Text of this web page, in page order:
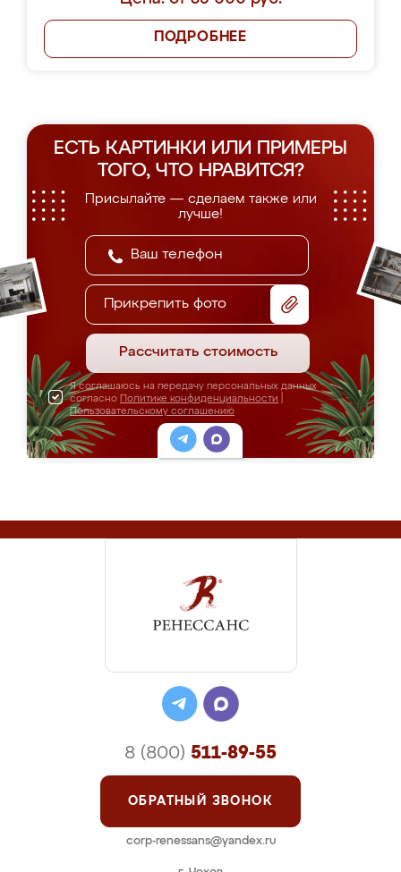
ПОДРОБНЕЕ
ЕСТЬ КАРТИНКИ ИЛИ ПРИМЕРЫ
ТОГО, ЧТО НРАВИТСЯ?
Присылайте — сделаем также или
лучше!
Прикрепить фото
Рассчитать стоимость
Я соглашаюсь на передачу персональных данных
согласно Политике конфиденциальности
Пользовательскому соглашению
8 (800) 511-89-55
ОБРАТНЫЙ ЗВОНОК
corp-renessans@yandex.ru